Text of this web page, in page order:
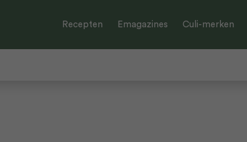
Recepten Emagazines Culi-merken